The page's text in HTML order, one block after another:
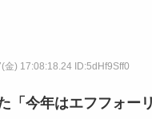
金) 17:08:18.24 ID:5dHf9Sff0
「今年はエフフォー